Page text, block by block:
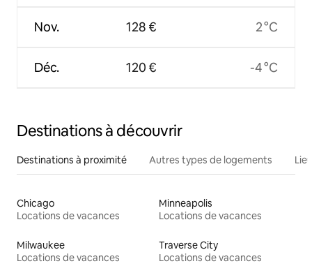
Nov.
Déc.
128 €
120 €
2 °C
-4 °C
Destinations à découvrir
Destinations à proximité Autres types de logements
Chicago
Locations de vacances
Minneapolis
Locations de vacances
Milwaukee
Locations de vacances
Traverse City
Locations de vacances